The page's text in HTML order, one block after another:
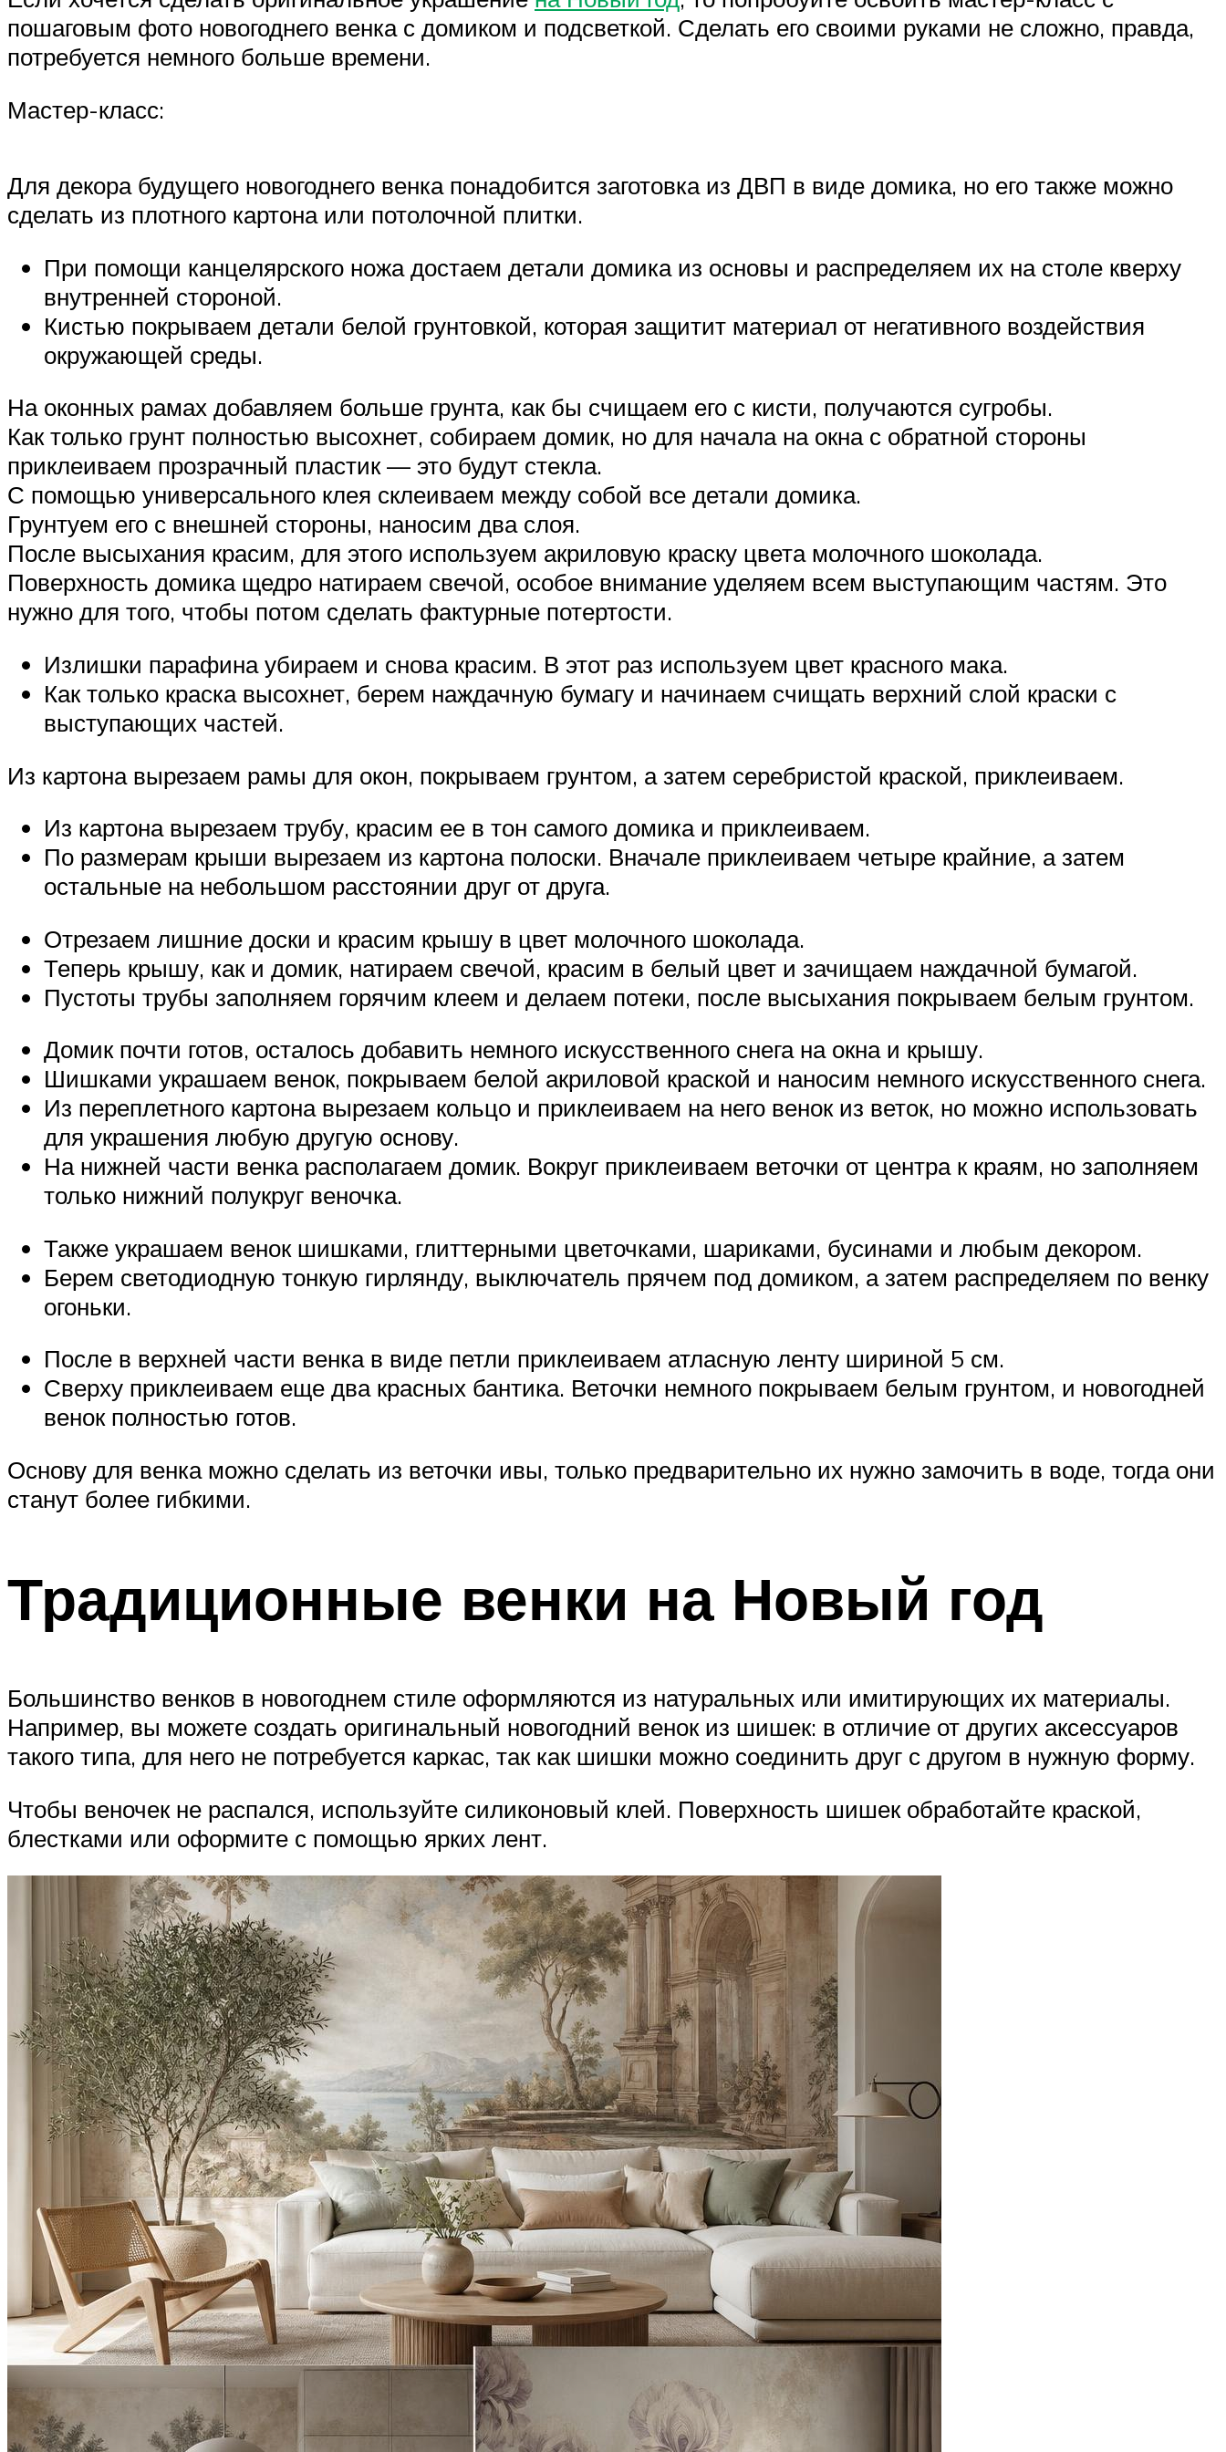
пошаговым фото новогоднего венка с домиком и подсветкой. Сделать его своими руками не сложно, правда,
потребуется немного больше времени.
Мастер-класс:
Для декора будущего новогоднего венка понадобится заготовка из ДВП в виде домика, но его также можно
сделать из плотного картона или потолочной плитки.
При помощи канцелярского ножа достаем детали домика из основы и распределяем их на столе кверху
внутренней стороной.
Кистью покрываем детали белой грунтовкой, которая защитит материал от негативного воздействия
окружающей среды.
На оконных рамах добавляем больше грунта, как бы счищаем его с кисти, получаются сугробы.
Как только грунт полностью высохнет, собираем домик, но для начала на окна с обратной стороны
приклеиваем прозрачный пластик — это будут стекла.
С помощью универсального клея склеиваем между собой все детали домика.
Грунтуем его с внешней стороны, наносим два слоя.
После высыхания красим, для этого используем акриловую краску цвета молочного шоколада.
Поверхность домика щедро натираем свечой, особое внимание уделяем всем выступающим частям. Это
нужно для того, чтобы потом сделать фактурные потертости.
Излишки парафина убираем и снова красим. В этот раз используем цвет красного мака.
Как только краска высохнет, берем наждачную бумагу и начинаем счищать верхний слой краски с
выступающих частей.
Из картона вырезаем рамы для окон, покрываем грунтом, а затем серебристой краской, приклеиваем.
Из картона вырезаем трубу, красим ее в тон самого домика и приклеиваем.
По размерам крыши вырезаем из картона полоски. Вначале приклеиваем четыре крайние, а затем
остальные на небольшом расстоянии друг от друга.
Отрезаем лишние доски и красим крышу в цвет молочного шоколада.
Теперь крышу, как и домик, натираем свечой, красим в белый цвет и зачищаем наждачной бумагой.
Пустоты трубы заполняем горячим клеем и делаем потеки, после высыхания покрываем белым грунтом.
Домик почти готов, осталось добавить немного искусственного снега на окна и крышу.
Шишками украшаем венок, покрываем белой акриловой краской и наносим немного искусственного снега.
Из переплетного картона вырезаем кольцо и приклеиваем на него венок из веток, но можно использовать
для украшения любую другую основу.
На нижней части венка располагаем домик. Вокруг приклеиваем веточки от центра к краям, но заполняем
только нижний полукруг веночка.
Также украшаем венок шишками, глиттерными цветочками, шариками, бусинами и любым декором.
Берем светодиодную тонкую гирлянду, выключатель прячем под домиком, а затем распределяем по венку
огоньки.
После в верхней части венка в виде петли приклеиваем атласную ленту шириной 5 см.
Сверху приклеиваем еще два красных бантика. Веточки немного покрываем белым грунтом, и новогодней
венок полностью готов.
Основу для венка можно сделать из веточки ивы, только предварительно их нужно замочить в воде, тогда они
станут более гибкими.
Традиционные венки на Новый год
Большинство венков в новогоднем стиле оформляются из натуральных или имитирующих их материалы.
Например, вы можете создать оригинальный новогодний венок из шишек: в отличие от других аксессуаров
такого типа, для него не потребуется каркас, так как шишки можно соединить друг с другом в нужную форму.
Чтобы веночек не распался, используйте силиконовый клей. Поверхность шишек обработайте краской,
блестками или оформите с помощью ярких лент.